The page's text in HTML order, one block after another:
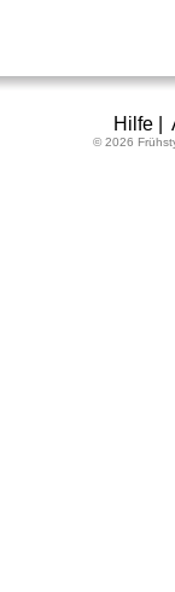
Hilfe|
© 2026